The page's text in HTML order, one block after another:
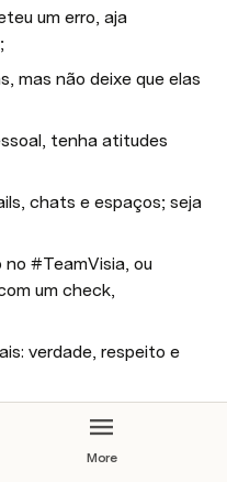
um erro, aja
mas não deixe que elas
tenha atitudes
chats e espaços; seja
#TeamVisia, ou
um check,
verdade, respeito e
faz, dedicando-se de
tendo uma boa
a fazer;
More